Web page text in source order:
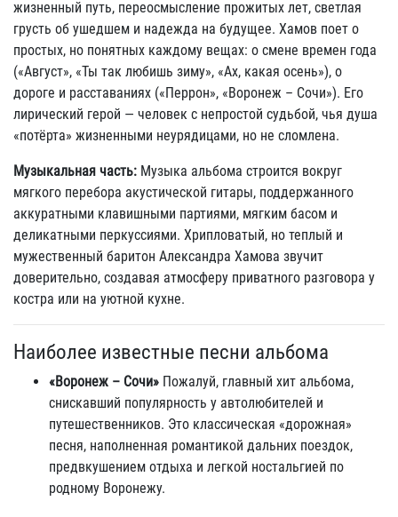
жизненный путь, переосмысление прожитых лет, светлая
грусть об ушедшем и надежда на будущее. Хамов поет о
простых, но понятных каждому вещах: о смене времен года
(«Август», «Ты так любишь зиму», «Ах, какая осень»), о
дороге и расставаниях («Перрон», «Воронеж – Сочи»). Его
лирический герой — человек с непростой судьбой, чья душа
«потёрта» жизненными неурядицами, но не сломлена.
Музыкальная часть: Музыка альбома строится вокруг
мягкого перебора акустической гитары, поддержанного
аккуратными клавишными партиями, мягким басом и
деликатными перкуссиями. Хрипловатый, но теплый и
мужественный баритон Александра Хамова звучит
доверительно, создавая атмосферу приватного разговора у
костра или на уютной кухне.
Наиболее известные песни альбома
«Воронеж – Сочи» Пожалуй, главный хит альбома,
снискавший популярность у автолюбителей и
путешественников. Это классическая «дорожная»
песня, наполненная романтикой дальних поездок,
предвкушением отдыха и легкой ностальгией по
родному Воронежу.